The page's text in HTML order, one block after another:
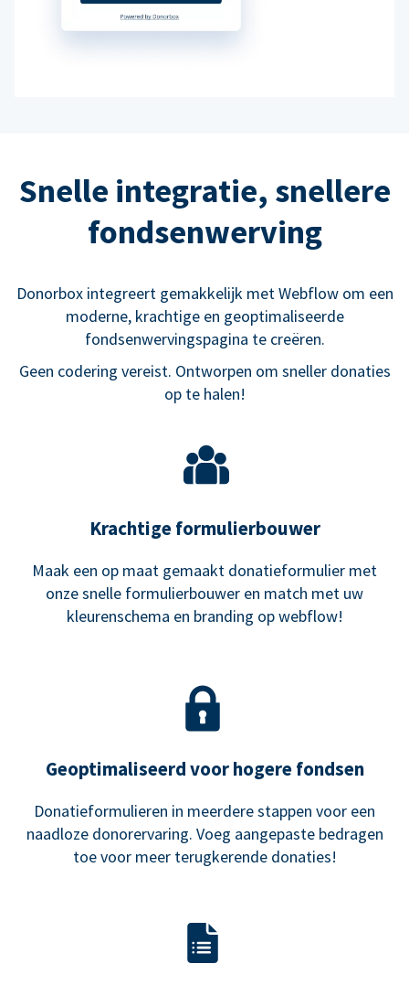
Snelle integratie, snellere
fondsenwerving
Donorbox integreert gemakkelijk met Webflow om een
moderne, krachtige en geoptimaliseerde
fondsenwervingspagina te creëren.
Geen codering vereist. Ontworpen om sneller donaties
op te halen!
Krachtige formulierbouwer
Maak een op maat gemaakt donatieformulier met
onze snelle formulierbouwer en match met uw
kleurenschema en branding op webflow!
Geoptimaliseerd voor hogere fondsen
Donatieformulieren in meerdere stappen voor een
naadloze donorervaring. Voeg aangepaste bedragen
toe voor meer terugkerende donaties!